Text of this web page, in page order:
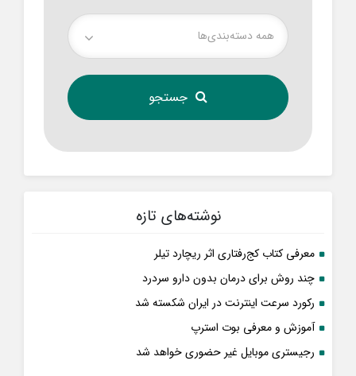
همه دسته‌بندی‌ها
نوشته‌های تازه
معرفی کتاب کج‌رفتاری اثر ریچارد تیلر
چند روش برای درمان بدون دارو سردرد
رکورد سرعت اینترنت در ایران شکسته شد
آموزش و معرفی بوت استرپ
رجیستری موبایل غیر حضوری خواهد شد